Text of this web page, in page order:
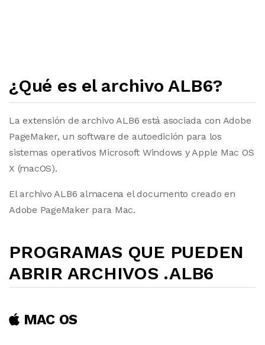
¿Qué es el archivo ALB6?
La extensión de archivo ALB6 está asociada con Adobe
PageMaker, un software de autoedición para los
sistemas operativos Microsoft Windows y Apple Mac OS
X (macOS).
El archivo ALB6 almacena el documento creado en
Adobe PageMaker para Mac.
PROGRAMAS QUE PUEDEN
ABRIR ARCHIVOS .ALB6
MAC OS